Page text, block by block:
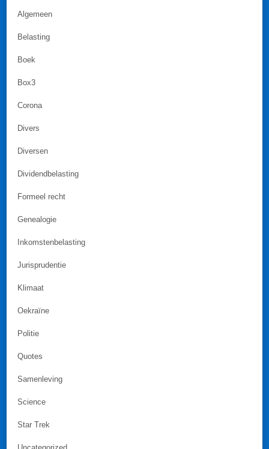
Algemeen
Belasting
Boek
Box3
Corona
Divers
Diversen
Dividendbelasting
Formeel recht
Genealogie
Inkomstenbelasting
Jurisprudentie
Klimaat
Oekraïne
Politie
Quotes
Samenleving
Science
Star Trek